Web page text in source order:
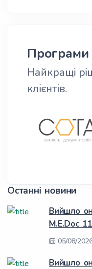
Програми
Найкращі
клієнтів.
Останні новини
Вийшло
M.E.Doc
05/08/
Вийшло